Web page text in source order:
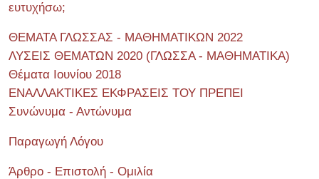
ευτυχήσω;
ΘΕΜΑΤΑ ΓΛΩΣΣΑΣ - ΜΑΘΗΜΑΤΙΚΩΝ 2022
ΛΥΣΕΙΣ ΘΕΜΑΤΩΝ 2020 (ΓΛΩΣΣΑ - ΜΑΘΗΜΑΤΙΚΑ)
Θέματα Ιουνίου 2018
ΕΝΑΛΛΑΚΤΙΚΕΣ ΕΚΦΡΑΣΕΙΣ ΤΟΥ ΠΡΕΠΕΙ
Συνώνυμα - Αντώνυμα
Παραγωγή Λόγου
Άρθρο - Επιστολή - Ομιλία